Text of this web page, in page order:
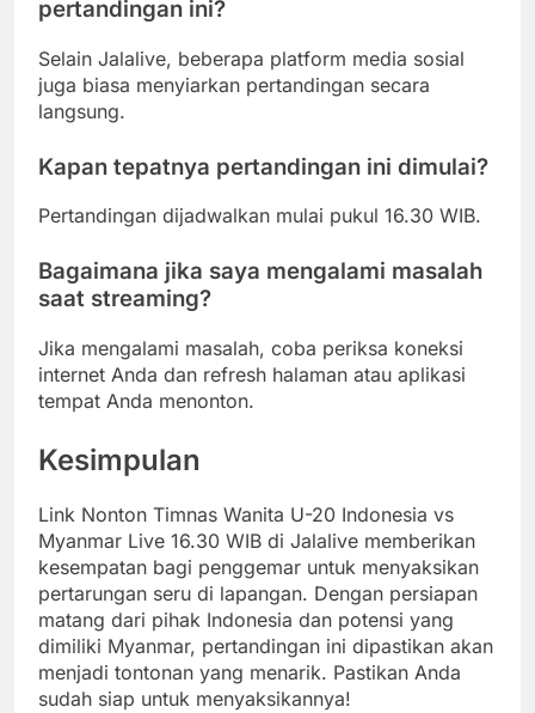
pertandingan ini?
Selain Jalalive, beberapa platform media sosial
juga biasa menyiarkan pertandingan secara
langsung.
Kapan tepatnya pertandingan ini dimulai?
Pertandingan dijadwalkan mulai pukul 16.30 WIB.
Bagaimana jika saya mengalami masalah
saat streaming?
Jika mengalami masalah, coba periksa koneksi
internet Anda dan refresh halaman atau aplikasi
tempat Anda menonton.
Kesimpulan
Link Nonton Timnas Wanita U-20 Indonesia vs
Myanmar Live 16.30 WIB di Jalalive memberikan
kesempatan bagi penggemar untuk menyaksikan
pertarungan seru di lapangan. Dengan persiapan
matang dari pihak Indonesia dan potensi yang
dimiliki Myanmar, pertandingan ini dipastikan akan
menjadi tontonan yang menarik. Pastikan Anda
sudah siap untuk menyaksikannya!